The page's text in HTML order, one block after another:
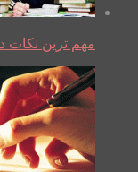
مهم ترین نکات